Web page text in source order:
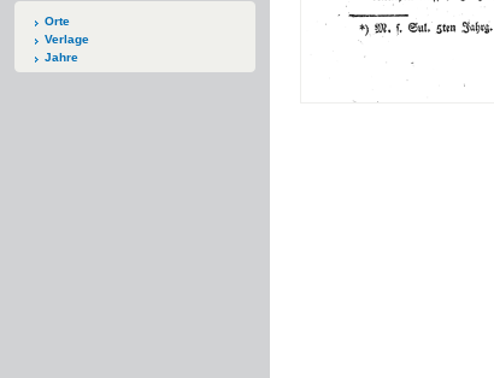
Orte
Verlage
Jahre